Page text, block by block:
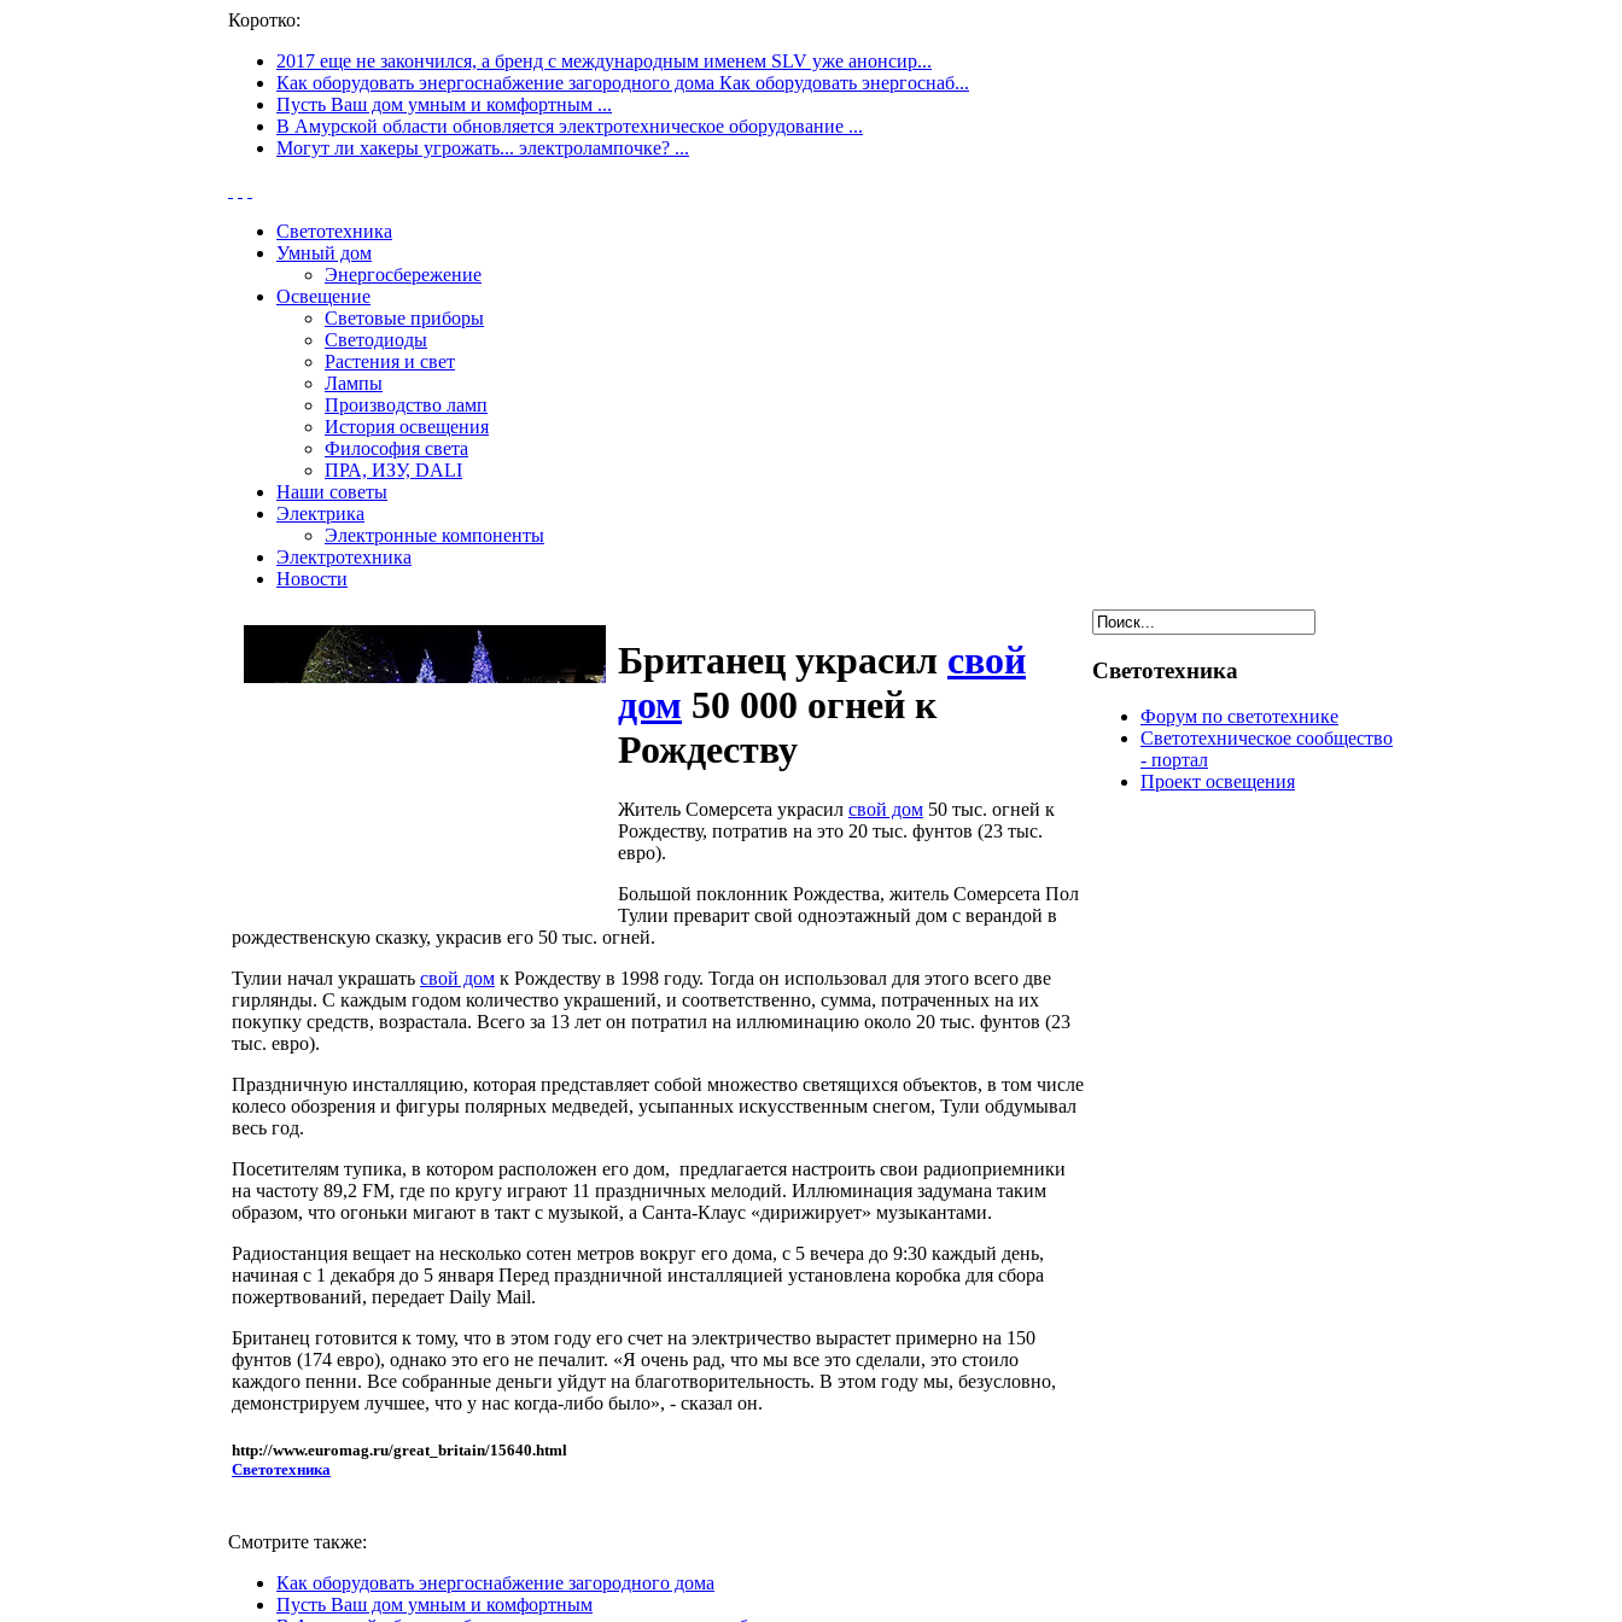
Коротко:
2017 еще не закончился, а бренд с международным именем SLV уже анонсир...
Как оборудовать энергоснабжение загородного дома Как оборудовать энергоснаб...
Пусть Ваш дом умным и комфортным ...
В Амурской области обновляется электротехническое оборудование ...
Могут ли хакеры угрожать... электролампочке? ...
Светотехника
Умный дом
Энергосбережение
Освещение
Световые приборы
Светодиоды
Растения и свет
Лампы
Производство ламп
История освещения
Философия света
ПРА, ИЗУ, DALI
Наши советы
Электрика
Электронные компоненты
Электротехника
Новости
Британец украсил свой
дом 50 000 огней к
Рождеству
Житель Сомерсета украсил свой дом 50 тыс. огней к
Рождеству, потратив на это 20 тыс. фунтов (23 тыс.
евро).
Большой поклонник Рождества, житель Сомерсета Пол
Тулии преварит свой одноэтажный дом с верандой в
рождественскую сказку, украсив его 50 тыс. огней.
Тулии начал украшать свой дом к Рождеству в 1998 году. Тогда он использовал для этого всего две
гирлянды. С каждым годом количество украшений, и соответственно, сумма, потраченных на их
покупку средств, возрастала. Всего за 13 лет он потратил на иллюминацию около 20 тыс. фунтов (23
тыс. евро).
Праздничную инсталляцию, которая представляет собой множество светящихся объектов, в том числе
колесо обозрения и фигуры полярных медведей, усыпанных искусственным снегом, Тули обдумывал
весь год.
Посетителям тупика, в котором расположен его дом, предлагается настроить свои радиоприемники
на частоту 89,2 FM, где по кругу играют 11 праздничных мелодий. Иллюминация задумана таким
образом, что огоньки мигают в такт с музыкой, а Санта-Клаус «дирижирует» музыкантами.
Радиостанция вещает на несколько сотен метров вокруг его дома, с 5 вечера до 9:30 каждый день,
начиная с 1 декабря до 5 января Перед праздничной инсталляцией установлена коробка для сбора
пожертвований, передает Daily Mail.
Британец готовится к тому, что в этом году его счет на электричество вырастет примерно на 150
фунтов (174 евро), однако это его не печалит. «Я очень рад, что мы все это сделали, это стоило
каждого пенни. Все собранные деньги уйдут на благотворительность. В этом году мы, безусловно,
демонстрируем лучшее, что у нас когда-либо было», - сказал он.
http://www.euromag.ru/great_britain/15640.html
Светотехника
Смотрите также:
Как оборудовать энергоснабжение загородного дома
Пусть Ваш дом умным и комфортным
Светотехника
Форум по светотехнике
Светотехническое сообщество
- портал
Проект освещения